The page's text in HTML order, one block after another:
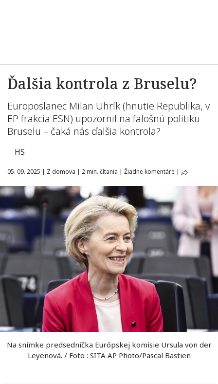
Ďalšia kontrola z Bruselu?
Europoslanec Milan Uhrík (hnutie Republika, v
EP frakcia ESN) upozornil na falošnú politiku
Bruselu – čaká nás ďalšia kontrola?
HS
05. 09. 2025 | Z domova | 2 min. čítania | Žiadne komentáre |
Na snímke predsedníčka Európskej komisie Ursula von der
Leyenová. / Foto : SITA AP Photo/Pascal Bastien